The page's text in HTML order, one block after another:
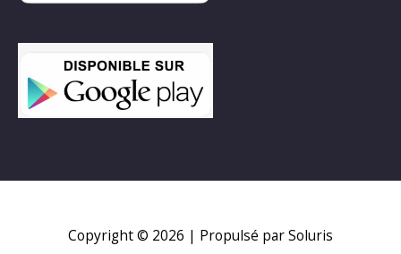
Copyright © 2026 | Propulsé par Soluris